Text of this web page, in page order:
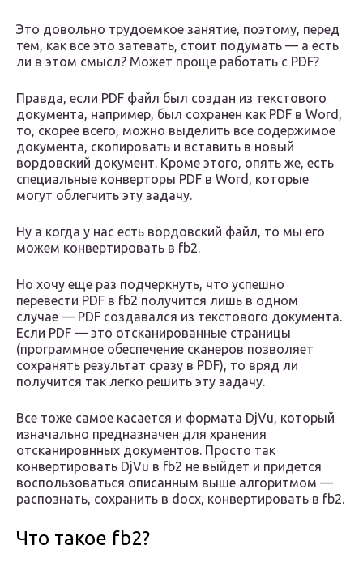
Это довольно трудоемкое занятие, поэтому, перед
тем, как все это затевать, стоит подумать — а есть
ли в этом смысл? Может проще работать с PDF?
Правда, если PDF файл был создан из текстового
документа, например, был сохранен как PDF в Word,
то, скорее всего, можно выделить все содержимое
документа, скопировать и вставить в новый
вордовский документ. Кроме этого, опять же, есть
специальные конверторы PDF в Word, которые
могут облегчить эту задачу.
Ну а когда у нас есть вордовский файл, то мы его
можем конвертировать в fb2.
Но хочу еще раз подчеркнуть, что успешно
перевести PDF в fb2 получится лишь в одном
случае — PDF создавался из текстового документа.
Если PDF — это отсканированные страницы
(программное обеспечение сканеров позволяет
сохранять результат сразу в PDF), то вряд ли
получится так легко решить эту задачу.
Все тоже самое касается и формата DjVu, который
изначально предназначен для хранения
отсканировнных документов. Просто так
конвертировать DjVu в fb2 не выйдет и придется
воспользоваться описанным выше алгоритмом —
распознать, сохранить в docx, конвертировать в fb2.
Что такое fb2?